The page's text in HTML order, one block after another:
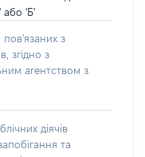
або 'Б'
з
згідно з
агентством з
діячів
та